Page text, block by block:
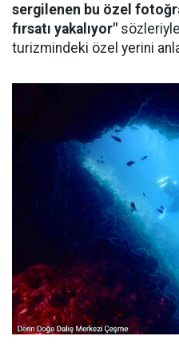
sergilenen bu özel
fırsatı yakalıyor"
turizmindeki özel yerini